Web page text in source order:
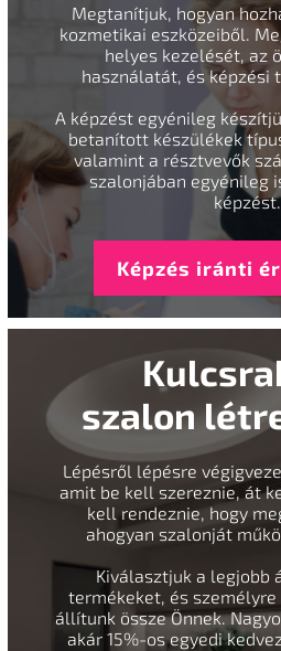
Megtanítjuk, hogyan
kozmetikai eszközeiből.
helyes kezelését, az
használatát, és képzési
A képzést egyénileg
betanított készülékek
valamint a résztvevők
szalonjában egyénileg
képzést.
Képzés iránti
szalon
Lépésről lépésre
amit be kell szereznie, át
kell rendeznie, hogy
ahogyan szalonját
Kiválasztjuk a legjobb
termékeket, és
állítunk össze Önnek.
akár 15%-os egyedi